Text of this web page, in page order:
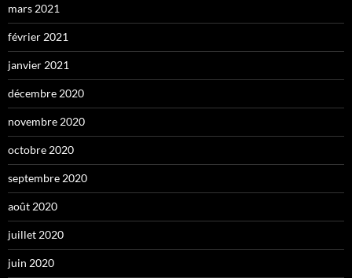
mars 2021
février 2021
janvier 2021
décembre 2020
novembre 2020
octobre 2020
septembre 2020
août 2020
juillet 2020
juin 2020